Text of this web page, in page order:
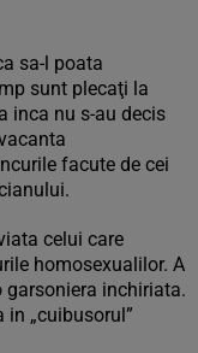
sa-l poata
sunt plecaţi la
inca nu s-au decis
facute de cei
celui care
homosexualilor. A
inchiriata.
in „cuibusorul”